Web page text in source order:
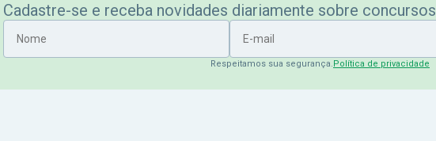
Cadastre-se e receba novidades diariamente sobre concursos
Nome
E-mail
Respeitamos sua segurança.Política de privacidade